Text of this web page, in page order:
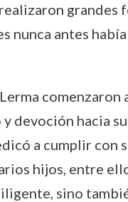
grandes
nunca antes
comenzaron
devoción hacia
a cumplir con
hijos, entre
sino